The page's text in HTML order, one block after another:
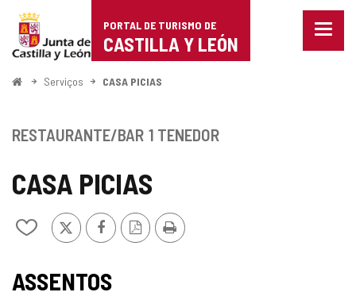
Portal
de
Turismo
Castilla
León
PORTAL DE TURISMO DE
CASTILLA Y LEÓN
Menu
ComeçoServiços CASA PICIAS
CASA PICIAS
Adicionar
de
meus
x FacebookVersão
PDF
Imprimir
TIPO
RESTAURANTE/BAR 1 TENEDOR
ASSENTOS